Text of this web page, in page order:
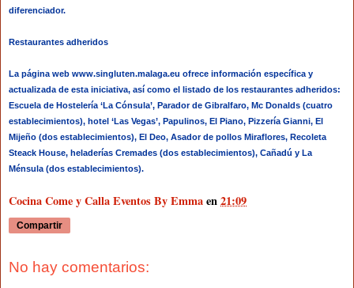
diferenciador.
Restaurantes adheridos
La página web www.singluten.malaga.eu ofrece información específica y
actualizada de esta iniciativa, así como el listado de los restaurantes adheridos:
Escuela de Hostelería ‘La Cónsula’, Parador de Gibralfaro, Mc Donalds (cuatro
establecimientos), hotel ‘Las Vegas’, Papulinos, El Piano, Pizzería Gianni, El
Mijeño (dos establecimientos), El Deo, Asador de pollos Miraflores, Recoleta
Steack House, heladerías Cremades (dos establecimientos), Cañadú y La
Ménsula (dos establecimientos).
Cocina Come y Calla Eventos By Emmaen21:09
Compartir
No hay comentarios: